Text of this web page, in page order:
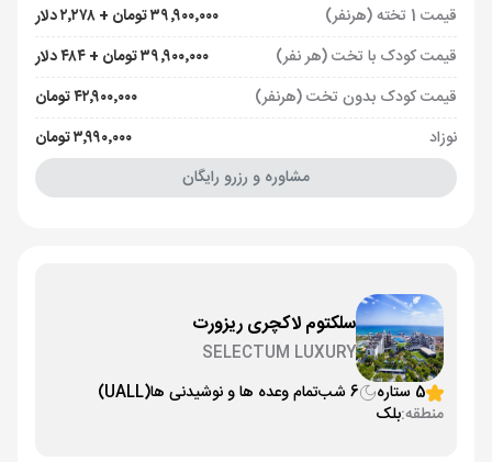
قیمت 1 تخته (هرنفر)
۳۹٬۹۰۰٬۰۰۰ تومان + ۲٬۲۷۸ دلار
قیمت کودک با تخت (هر نفر)
۳۹٬۹۰۰٬۰۰۰ تومان + ۴۸۴ دلار
قیمت کودک بدون تخت (هرنفر)
۴۲٬۹۰۰٬۰۰۰ تومان
نوزاد
۳٬۹۹۰٬۰۰۰ تومان
مشاوره و رزرو رایگان
سلکتوم لاکچری ریزورت
SELECTUM LUXURY
5 ستاره
6 شب تمام وعده ها و نوشیدنی ها(UALL)
منطقه:بلک